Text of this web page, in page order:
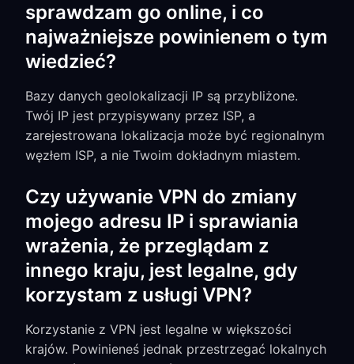
sprawdzam go online, i co
najważniejsze powinienem o tym
wiedzieć?
Bazy danych geolokalizacji IP są przybliżone.
Twój IP jest przypisywany przez ISP, a
zarejestrowana lokalizacja może być regionalnym
węzłem ISP, a nie Twoim dokładnym miastem.
Czy używanie VPN do zmiany
mojego adresu IP i sprawiania
wrażenia, że przeglądam z
innego kraju, jest legalne, gdy
korzystam z usługi VPN?
Korzystanie z VPN jest legalne w większości
krajów. Powinieneś jednak przestrzegać lokalnych